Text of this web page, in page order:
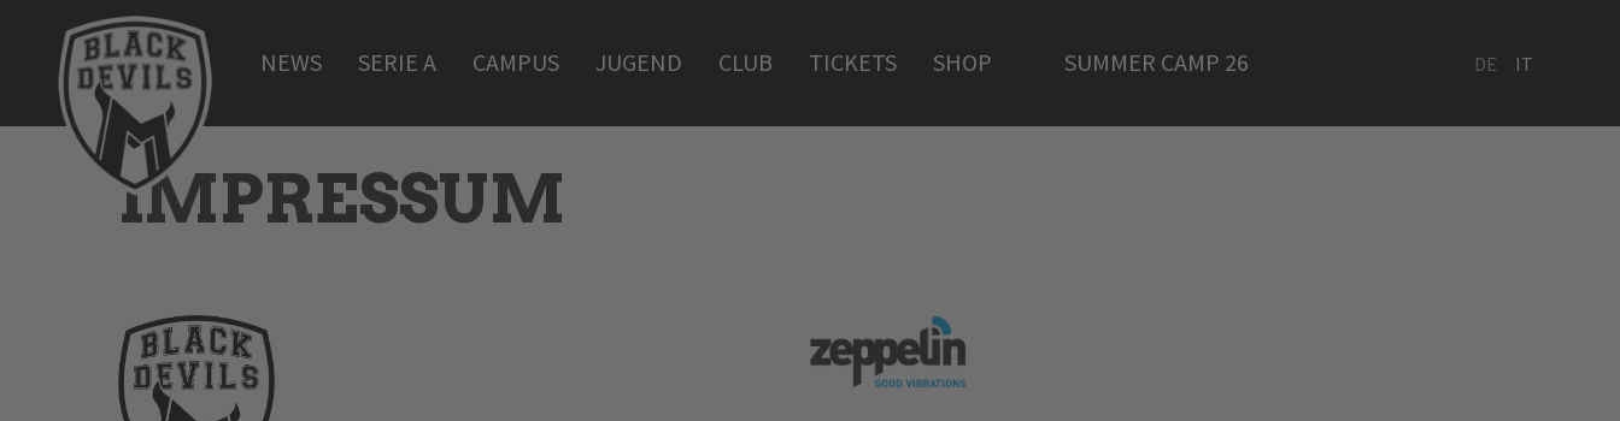
NEWS SERIE A CAMPUS JUGEND CLUB TICKETS SHOP SUMMER CAMP 26 DE IT
IMPRESSUM